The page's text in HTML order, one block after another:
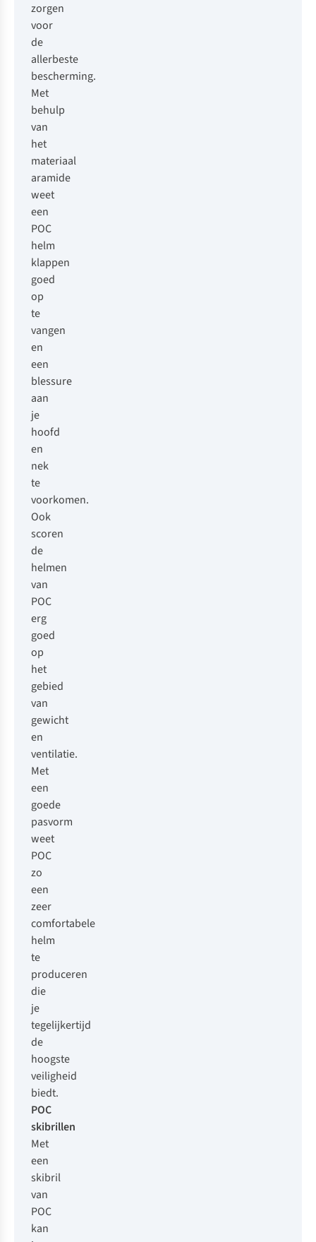
zorgen
voor
de
allerbeste
bescherming.
Met
behulp
van
het
materiaal
aramide
weet
een
POC
helm
klappen
goed
op
te
vangen
en
een
blessure
aan
je
hoofd
en
nek
te
voorkomen.
Ook
scoren
de
helmen
van
POC
erg
goed
op
het
gebied
van
gewicht
en
ventilatie.
Met
een
goede
pasvorm
weet
POC
zo
een
zeer
comfortabele
helm
te
produceren
die
je
tegelijkertijd
de
hoogste
veiligheid
biedt.
POC
skibrillen
Met
een
skibril
van
POC
kan